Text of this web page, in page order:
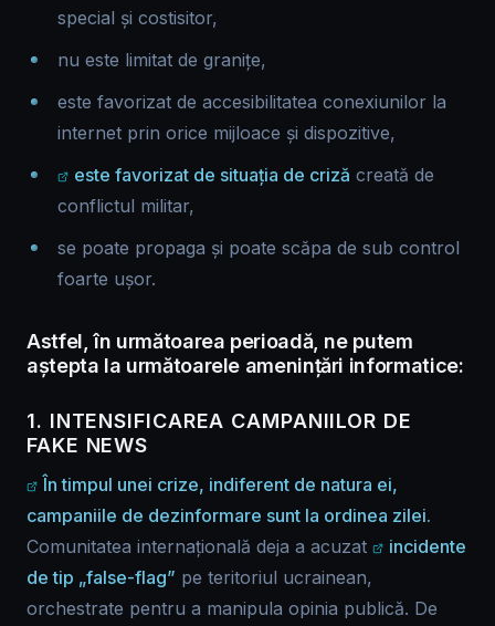
special și costisitor,
nu este limitat de granițe,
este favorizat de accesibilitatea conexiunilor la
internet prin orice mijloace și dispozitive,
este favorizat de situația de criză creată de
conflictul militar,
se poate propaga și poate scăpa de sub control
foarte ușor.
Astfel, în următoarea perioadă, ne putem
aștepta la următoarele amenințări informatice:
1. INTENSIFICAREA CAMPANIILOR DE
FAKE NEWS
În timpul unei crize, indiferent de natura ei,
campaniile de dezinformare sunt la ordinea zilei.
Comunitatea internațională deja a acuzat
incidente
de tip „false-flag” pe teritoriul ucrainean,
orchestrate pentru a manipula opinia publică. De